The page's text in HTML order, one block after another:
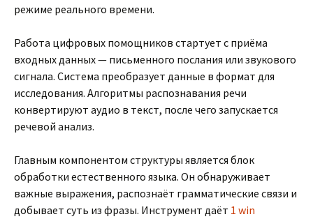
режиме реального времени.
Работа цифровых помощников стартует с приёма
входных данных — письменного послания или звукового
сигнала. Система преобразует данные в формат для
исследования. Алгоритмы распознавания речи
конвертируют аудио в текст, после чего запускается
речевой анализ.
Главным компонентом структуры является блок
обработки естественного языка. Он обнаруживает
важные выражения, распознаёт грамматические связи и
добывает суть из фразы. Инструмент даёт 1 win